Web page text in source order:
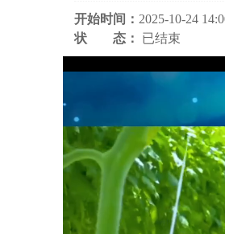
开始时间： 2025-10-24
状 态：
已结束